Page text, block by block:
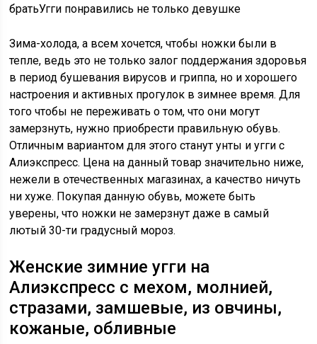
братьУгги понравились не только девушке
Зима-холода, а всем хочется, чтобы ножки были в
тепле, ведь это не только залог поддержания здоровья
в период бушевания вирусов и гриппа, но и хорошего
настроения и активных прогулок в зимнее время. Для
того чтобы не переживать о том, что они могут
замерзнуть, нужно приобрести правильную обувь.
Отличным вариантом для этого станут унты и угги с
Алиэкспресс. Цена на данный товар значительно ниже,
нежели в отечественных магазинах, а качество ничуть
ни хуже. Покупая данную обувь, можете быть
уверены, что ножки не замерзнут даже в самый
лютый 30-ти градусный мороз.
Женские зимние угги на
Алиэкспресс с мехом, молнией,
стразами, замшевые, из овчины,
кожаные, обливные